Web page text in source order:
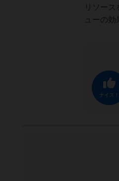
リソー
ューの
ナイス！